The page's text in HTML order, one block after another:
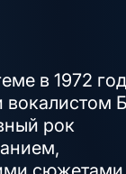
в 1972
вокалистом
рок